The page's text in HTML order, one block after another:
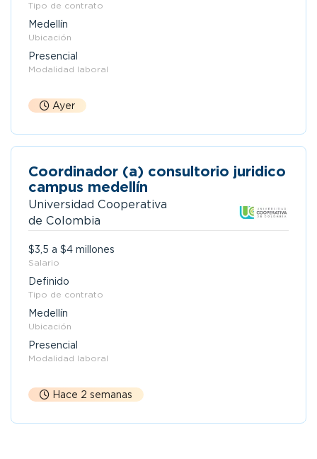
Tipo de contrato
Medellín
Ubicación
Presencial
Modalidad laboral
Ayer
Coordinador (a) consultorio juridico
campus medellín
Universidad Cooperativa
de Colombia
$3,5 a $4 millones
Salario
Definido
Tipo de contrato
Medellín
Ubicación
Presencial
Modalidad laboral
Hace 2 semanas